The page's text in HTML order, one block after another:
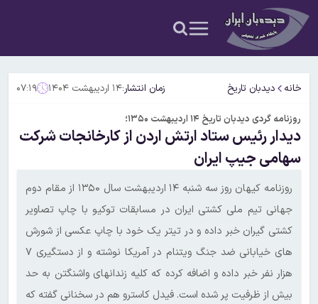
خانه دیدبان تاریخ زمان انتشار:۱۴ اردیبهشت ۱۴۰۴ ۰۷:۱۹
روزنامه گردی دیدبان تاریخ ۱۴ اردیبهشت ۱۳۵۰؛
دیدار رئیس ستاد ارتش اردن از کارخانجات شرکت
سهامی جیپ ایران
روزنامه کیهان روز سه شنبه ۱۴ اردیبهشت سال ۱۳۵۰ از مقام دوم
جهانی تیم‌ ملی کشتی ایران در مسابقات توکیو با چاپ تصاویر
کشتی گیران خبر داده و در تیتر یک خود با چاپ عکسی از شورش
های خیابانی ضد جنگ‌ ویتنام در آمریکا نوشته و از دستگیری ۷
هزار نفر خبر داده و اضافه کرده که کلیه زندانهای واشنگتن به حد
بیش از ظرفیت پر شده است. فیدل کاسترو هم در سخنانی گفته که